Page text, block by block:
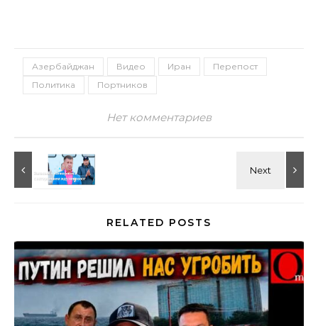
Азербайджан Видео Иран
Перепост
Политика
Портников
Нет комментариев
RELATED POSTS